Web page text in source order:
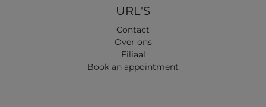
URL'S
Contact
Over ons
Filiaal
Book an appointment